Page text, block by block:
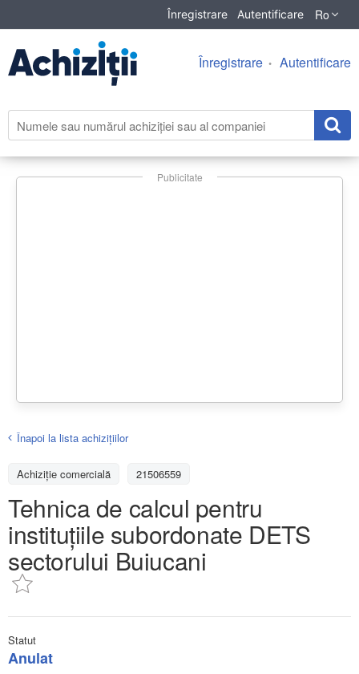
Înregistrare Autentificare Ro
Înregistrare Autentificare
Publicitate
Înapoi la lista achiziţiilor
Achizițiе comercială 21506559
Tehnica de calcul pentru
instituțiile subordonate DETS
sectorului Buiucani
Statut
Anulat